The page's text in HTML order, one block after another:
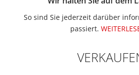
So sind Sie jederzeit darüber
passiert.